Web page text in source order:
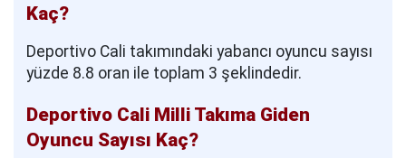
Kaç?
Deportivo Cali takımındaki yabancı oyuncu sayısı
yüzde 8.8 oran ile toplam 3 şeklindedir.
Deportivo Cali Milli Takıma Giden
Oyuncu Sayısı Kaç?